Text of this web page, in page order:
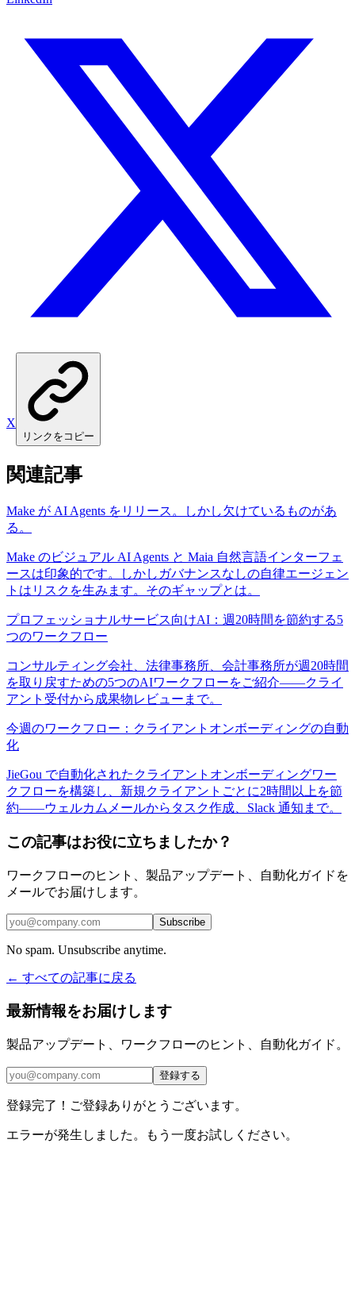
X
リンクをコピー
関連記事
Make が AI Agents をリリース。しかし欠けているものがあ
る。
Make のビジュアル AI Agents と Maia 自然言語インターフェ
ースは印象的です。しかしガバナンスなしの自律エージェン
トはリスクを生みます。そのギャップとは。
プロフェッショナルサービス向けAI：週20時間を節約する5
つのワークフロー
コンサルティング会社、法律事務所、会計事務所が週20時間
を取り戻すための5つのAIワークフローをご紹介——クライ
アント受付から成果物レビューまで。
今週のワークフロー：クライアントオンボーディングの自動
化
JieGou で自動化されたクライアントオンボーディングワー
クフローを構築し、新規クライアントごとに2時間以上を節
約——ウェルカムメールからタスク作成、Slack 通知まで。
この記事はお役に立ちましたか？
ワークフローのヒント、製品アップデート、自動化ガイドを
メールでお届けします。
Subscribe
No spam. Unsubscribe anytime.
← すべての記事に戻る
最新情報をお届けします
製品アップデート、ワークフローのヒント、自動化ガイド。
登録する
登録完了！ご登録ありがとうございます。
エラーが発生しました。もう一度お試しください。